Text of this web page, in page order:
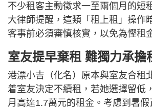
不少租客主動徵求一至兩個月的短
大律師提醒，這類「租上租」操作
客事前必須審慎核實，以免為慳租
室友提早棄租 難獨力承擔
港漂小吉（化名）原本與室友合租
着室友決定不續租，若她選擇留低
月高達1.7萬元的租金。考慮到暑假